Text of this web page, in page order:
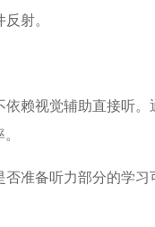
射。
赖视觉辅助直接听。
准备听力部分的学习